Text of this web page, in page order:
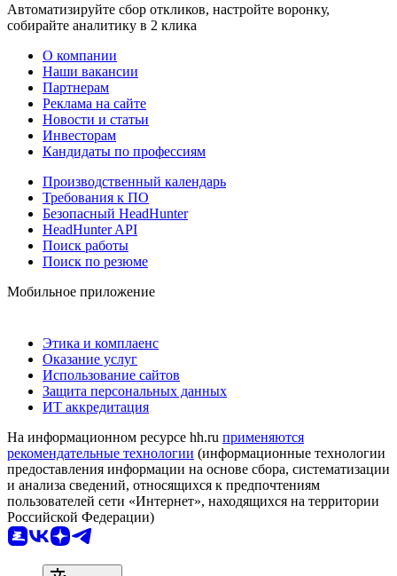
Автоматизируйте сбор откликов, настройте воронку,
собирайте аналитику в 2 клика
О компании
Наши вакансии
Партнерам
Реклама на сайте
Новости и статьи
Инвесторам
Кандидаты по профессиям
Производственный календарь
Требования к ПО
Безопасный HeadHunter
HeadHunter API
Поиск работы
Поиск по резюме
Мобильное приложение
Этика и комплаенс
Оказание услуг
Использование сайтов
Защита персональных данных
ИТ аккредитация
На информационном ресурсе hh.ru применяются
рекомендательные технологии (информационные технологии
предоставления информации на основе сбора, систематизации
и анализа сведений, относящихся к предпочтениям
пользователей сети «Интернет», находящихся на территории
Российской Федерации)